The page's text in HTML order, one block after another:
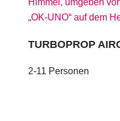
TURBOPROP
2-11 Personen